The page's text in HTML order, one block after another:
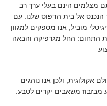
מצלמים הינם בעלי ערך רב
הנכנס אל בית הדפוס שלנו. עם
דיגיטלי מוביל, אנו מספקים למגוון
התחום: החל מגרפיקה והבאה
אקולוגית, ולכן אנו נוהגים
משאבים יקרים לטבע.